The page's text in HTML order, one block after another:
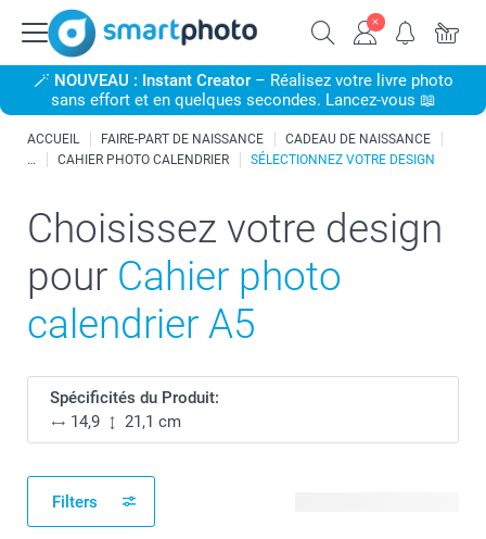
🪄 NOUVEAU : Instant Creator– Réalisez votre livre photo
sans effort et en quelques secondes. Lancez-vous 📖
ACCUEIL FAIRE-PART DE NAISSANCE
CADEAU DE NAISSANCE
CAHIER PHOTO CALENDRIER
SÉLECTIONNEZ VOTRE DESIGN
Choisissez votre design
pour Cahier photo
calendrier A5
Spécificités du Produit:
14,9
21,1 cm
Filters